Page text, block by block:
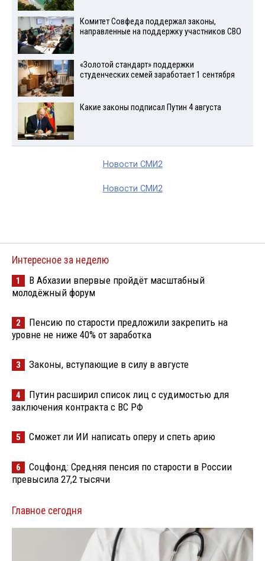
Комитет Совфеда поддержал законы,
направленные на поддержку участников СВО
«Золотой стандарт» поддержки
студенческих семей заработает 1 сентября
Какие законы подписал Путин 4 августа
Новости СМИ2
Новости СМИ2
Интересное за неделю
1
В Абхазии впервые пройдёт масштабный
молодёжный форум
2
Пенсию по старости предложили закрепить на
уровне не ниже 40% от заработка
3 Законы, вступающие в силу в августе
4
Путин расширил список лиц с судимостью для
заключения контракта с ВС РФ
5 Сможет ли ИИ написать оперу и спеть арию
6
Соцфонд: Средняя пенсия по старости в России
превысила 27,2 тысячи
Главное сегодня